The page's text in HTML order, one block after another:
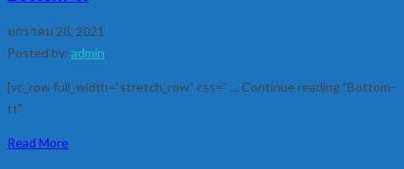
มกราคม 28, 2021
Posted by: admin
[vc_row full_width=”stretch_row” css=” … Continue reading "Bottom-
tt"
Read More